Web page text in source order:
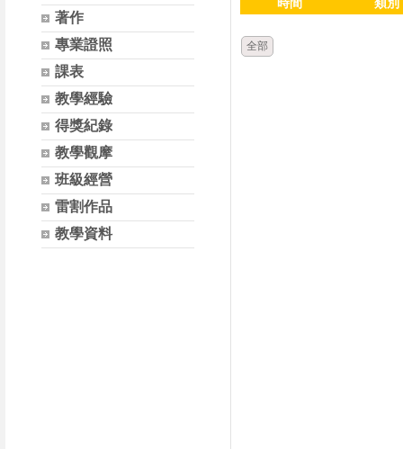
著作
專業證照
課表
教學經驗
得獎紀錄
教學觀摩
班級經營
雷割作品
教學資料
全部